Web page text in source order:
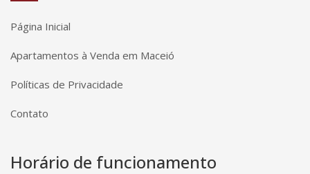
Página Inicial
Apartamentos à Venda em Maceió
Políticas de Privacidade
Contato
Horário de funcionamento